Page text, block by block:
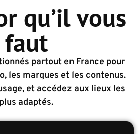
qu’il vous
faut
partout en France pour
les marques et les contenus.
et accédez aux lieux les
plus adaptés.